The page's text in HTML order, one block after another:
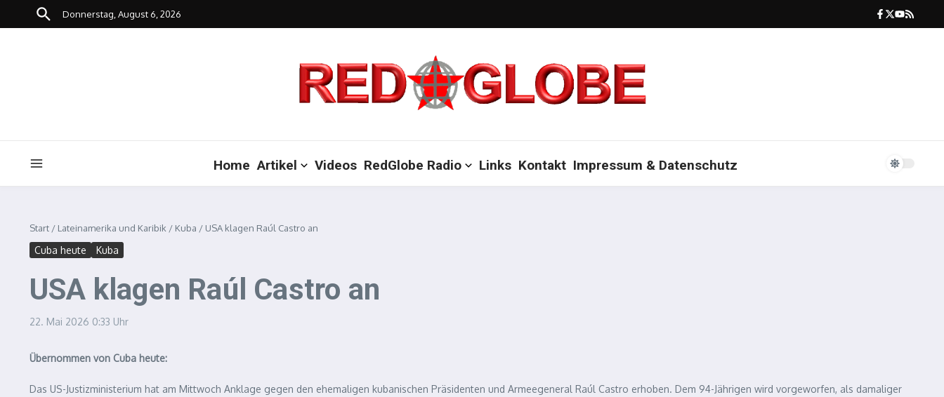
Zum Inhalt springen
Donnerstag, August 6, 2026
Home Artikel Videos RedGlobe Radio Links Kontakt Impressum & Datenschutz
Start / Lateinamerika und Karibik / Kuba / USA klagen Raúl Castro an
Cuba heute Kuba
USA klagen Raúl Castro an
22. Mai 2026 0:33 Uhr
Übernommen von Cuba heute:
Das US-Justizministerium hat am Mittwoch Anklage gegen den ehemaligen kubanischen Präsidenten und Armeegeneral Raúl Castro erhoben. Dem 94-Jährigen wird vorgeworfen, als damaliger